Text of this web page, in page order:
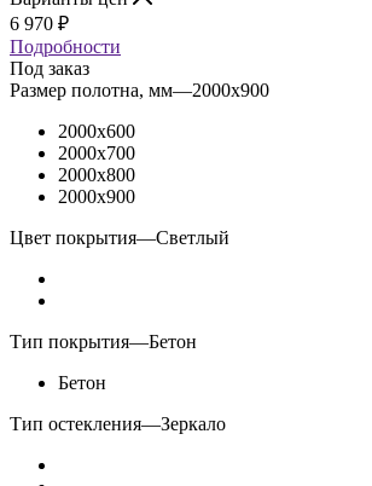
6 970 ₽
Подробности
Под заказ
Размер полотна, мм—2000x900
2000x600
2000x700
2000x800
2000x900
Цвет покрытия—Светлый
Тип покрытия—Бетон
Бетон
Тип остекления—Зеркало